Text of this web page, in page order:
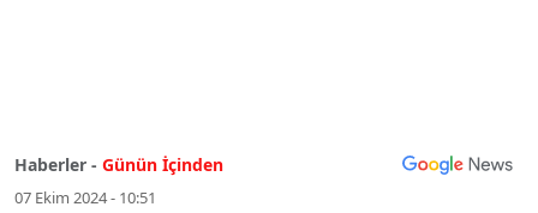
Haberler - Günün İçinden
07 Ekim 2024 - 10:51